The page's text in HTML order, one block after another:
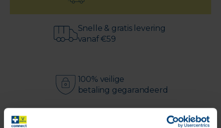
Snelle & gratis levering
vanaf €59
100% veilige
betaling gegarandeerd
Fatigue intense ? Aide à recharger les